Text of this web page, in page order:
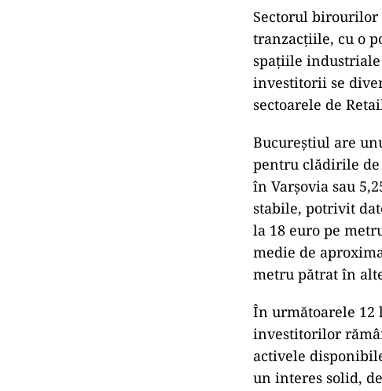
Sectorul birourilor
tranzacțiile, cu o
spațiile industriale
investitorii se
sectoarele de
Bucureștiul are
pentru clădirile de
în Varșovia sau
stabile, potrivit
la 18 euro pe
medie de
metru pătrat în
În următoarele 12
investitorilor
activele
un interes solid,